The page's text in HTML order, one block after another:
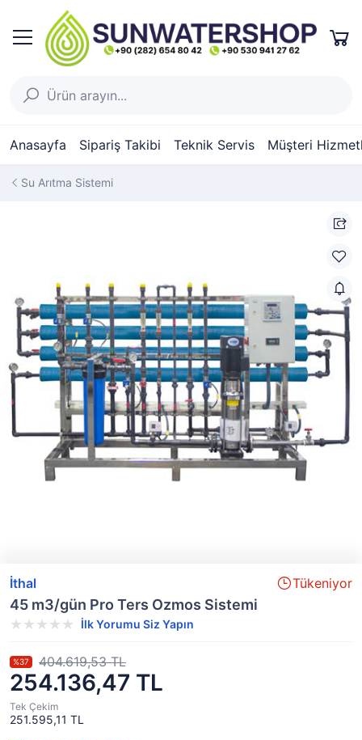
Anasayfa Sipariş Takibi Teknik Servis Müşteri
Su Arıtma Sistemi
İthal Tükeniyor
45 m3/gün Pro Ters Ozmos Sistemi
İlk Yorumu Siz Yapın
254.136,47 TL
%37 404.619,53 TL
Tek Çekim
251.595,11 TL